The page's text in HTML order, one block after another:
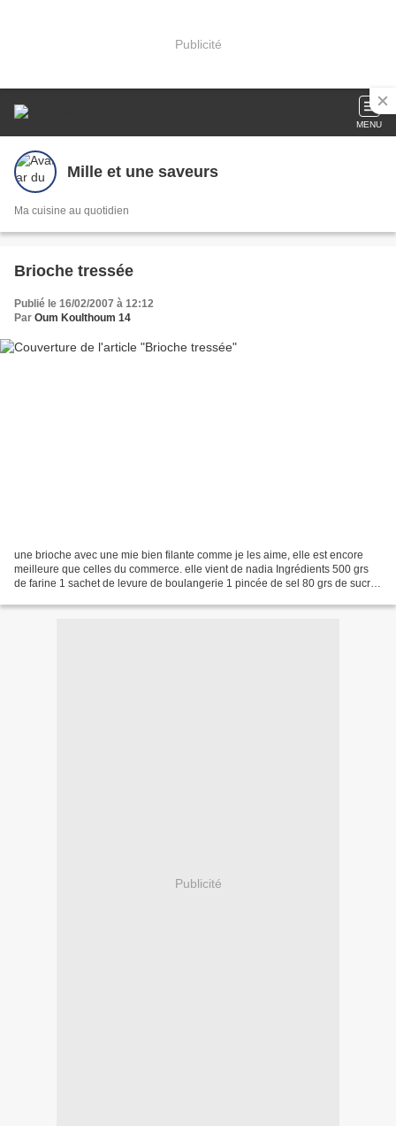
Publicité
MENU
Mille et une saveurs
Ma cuisine au quotidien
Brioche tressée
Publié le 16/02/2007 à 12:12
Par Oum Koulthoum 14
une brioche avec une mie bien filante comme je les aime, elle est encore
meilleure que celles du commerce. elle vient de nadia Ingrédients 500 grs
de farine 1 sachet de levure de boulangerie 1 pincée de sel 80 grs de sucre
Publicité